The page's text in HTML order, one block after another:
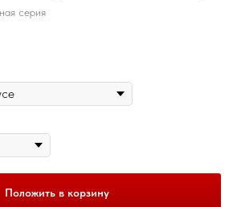
серия
Положить в корзину